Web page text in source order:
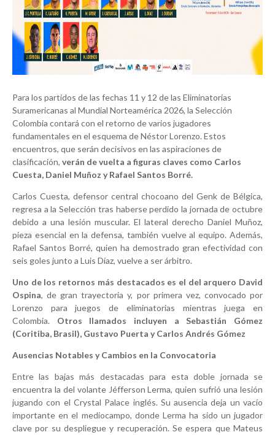
Para los partidos de las fechas 11 y 12 de las Eliminatorias
Suramericanas al Mundial Norteamérica 2026, la Selección
Colombia contará con el retorno de varios jugadores
fundamentales en el esquema de Néstor Lorenzo. Estos
encuentros, que serán decisivos en las aspiraciones de
clasificación, verán de vuelta a figuras claves como Carlos
Cuesta, Daniel Muñoz y Rafael Santos Borré.
Carlos Cuesta, defensor central chocoano del Genk de Bélgica,
regresa a la Selección tras haberse perdido la jornada de octubre
debido a una lesión muscular. El lateral derecho Daniel Muñoz,
pieza esencial en la defensa, también vuelve al equipo. Además,
Rafael Santos Borré, quien ha demostrado gran efectividad con
seis goles junto a Luis Díaz, vuelve a ser árbitro.
Uno de los retornos más destacados es el del arquero David
Ospina, de gran trayectoria y, por primera vez, convocado por
Lorenzo para juegos de eliminatorias mientras juega en
Colombia. Otros llamados incluyen a Sebastián Gómez
(Coritiba, Brasil), Gustavo Puerta y Carlos Andrés Gómez
Ausencias Notables y Cambios en la Convocatoria
Entre las bajas más destacadas para esta doble jornada se
encuentra la del volante Jéfferson Lerma, quien sufrió una lesión
jugando con el Crystal Palace inglés. Su ausencia deja un vacío
importante en el mediocampo, donde Lerma ha sido un jugador
clave por su despliegue y recuperación. Se espera que Mateus